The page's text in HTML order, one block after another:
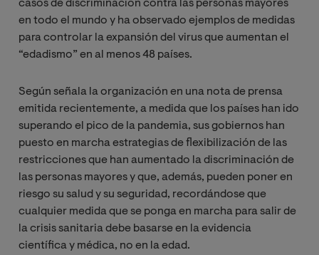
casos de discriminación contra las personas mayores
en todo el mundo y ha observado ejemplos de medidas
para controlar la expansión del virus que aumentan el
“edadismo” en al menos 48 países.
Según señala la organización en una nota de prensa
emitida recientemente, a medida que los países han ido
superando el pico de la pandemia, sus gobiernos han
puesto en marcha estrategias de flexibilización de las
restricciones que han aumentado la discriminación de
las personas mayores y que, además, pueden poner en
riesgo su salud y su seguridad, recordándose que
cualquier medida que se ponga en marcha para salir de
la crisis sanitaria debe basarse en la evidencia
científica y médica, no en la edad.